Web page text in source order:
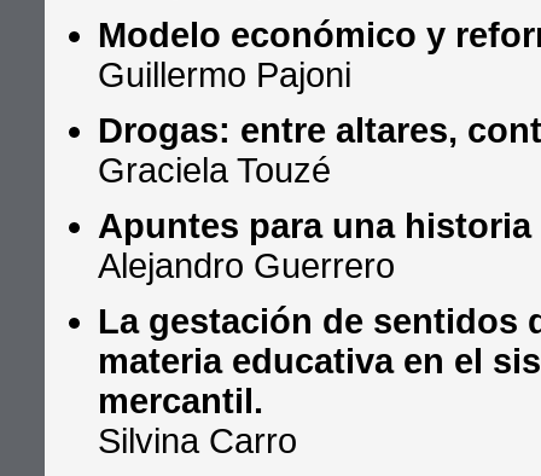
Modelo económico y
Guillermo Pajoni
Drogas: entre altares,
Graciela Touzé
Apuntes para una
Alejandro Guerrero
La gestación de sentidos
materia educativa en el
mercantil.
Silvina Carro